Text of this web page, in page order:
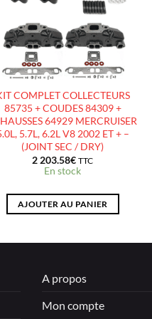
COMPLET COLLECTEURS
85735 + COUDES 84309 +
64929 MERCRUISER
5.7L, 6.2L V8 2002 ET + –
(JOINT SEC / DRY)
2 203.58€ TTC
En stock
AJOUTER AU PANIER
A propos
Mon compte